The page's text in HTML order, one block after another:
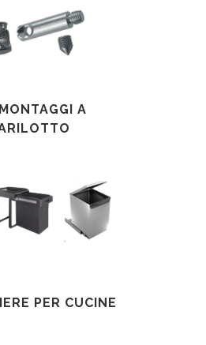
A
PER CUCINE